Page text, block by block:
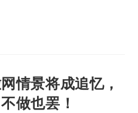
情景将成追忆，
做也罢！